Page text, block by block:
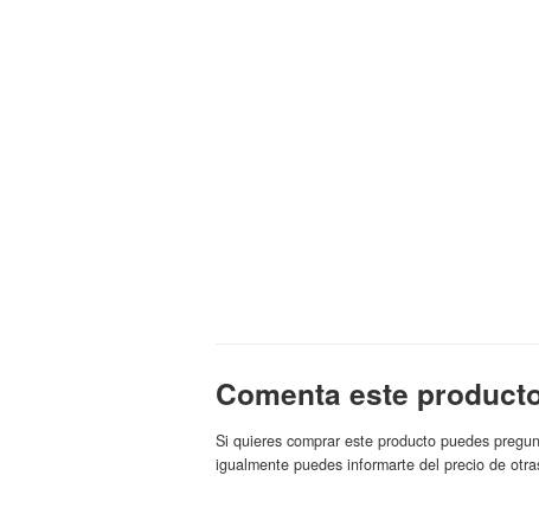
Comenta este
Si quieres comprar este producto puedes
igualmente puedes informarte del precio de